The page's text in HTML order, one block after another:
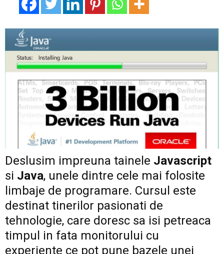
Deslusim impreuna tainele Javascript
si Java, unele dintre cele mai folosite
limbaje de programare. Cursul este
destinat tinerilor pasionati de
tehnologie, care doresc sa isi petreaca
timpul in fata monitorului cu
experiente ce pot pune bazele unei